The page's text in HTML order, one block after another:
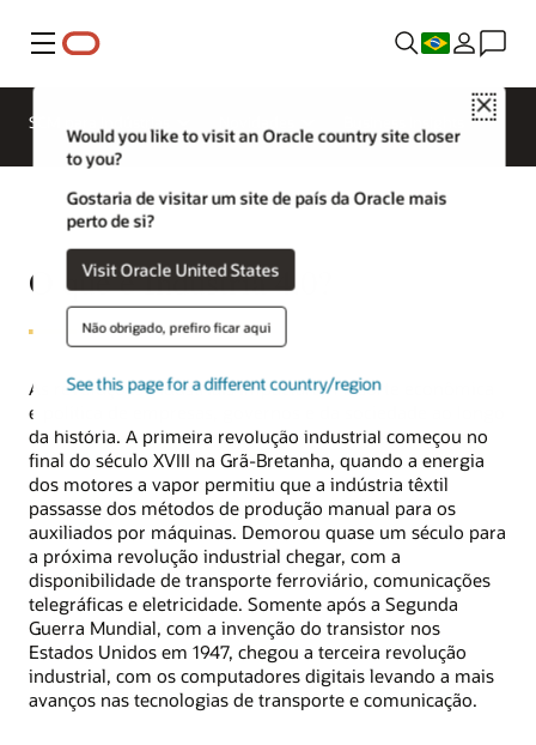
Menu
Close
Would you like to visit an Oracle country site closer
to you?
Gostaria de visitar um site de país da Oracle mais
perto de si?
Visit Oracle United States
Não obrigado, prefiro ficar aqui
See this page for a different country/region
SCM para Indústrias
O que é Indústria 4.0?
As revoluções industriais impactaram a sorte econômica
e política de empresas, governos e da sociedade ao longo
da história. A primeira revolução industrial começou no
final do século XVIII na Grã-Bretanha, quando a energia
dos motores a vapor permitiu que a indústria têxtil
passasse dos métodos de produção manual para os
auxiliados por máquinas. Demorou quase um século para
a próxima revolução industrial chegar, com a
disponibilidade de transporte ferroviário, comunicações
telegráficas e eletricidade. Somente após a Segunda
Guerra Mundial, com a invenção do transistor nos
Estados Unidos em 1947, chegou a terceira revolução
industrial, com os computadores digitais levando a mais
avanços nas tecnologias de transporte e comunicação.